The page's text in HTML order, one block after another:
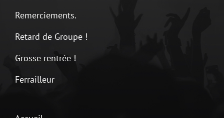
Remerciements.
Retard de Groupe !
Grosse rentrée !
Ferrailleur